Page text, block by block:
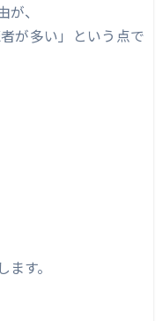
、
が多い」という点で
す。